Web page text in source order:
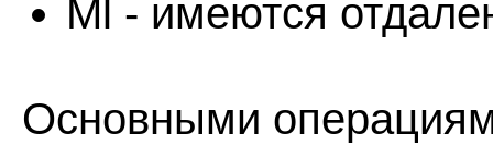
Ml - имеются
Основными